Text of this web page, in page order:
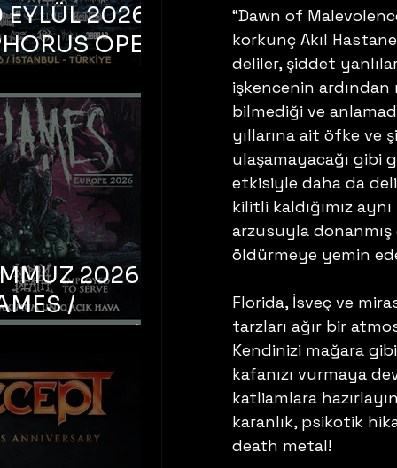
“Dawn of
korkunç Akıl
deliler, şiddet
işkencenin
bilmediği ve
yıllarına ait öfke ve
ulaşamayacağı gibi
etkisiyle daha da
kilitli kaldığımız
arzusuyla donanmış
öldürmeye yemin
Florida, İsveç ve
tarzları ağır bir
Kendinizi mağara
kafanızı vurmaya
katliamlara
karanlık, psikotik
death metal!
2026 –
OPEN
FEST
2026 –
/
DEATH /
– İstanbul,
Uniq